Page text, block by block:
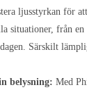
ljusstyrkan för
situationer, från
Särskilt
belysning: Med